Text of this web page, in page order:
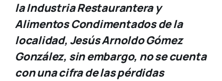
la Industria Restaurantera y
Alimentos Condimentados de la
localidad, Jesús Arnoldo Gómez
González, sin embargo, no se cuenta
con una cifra de las pérdidas